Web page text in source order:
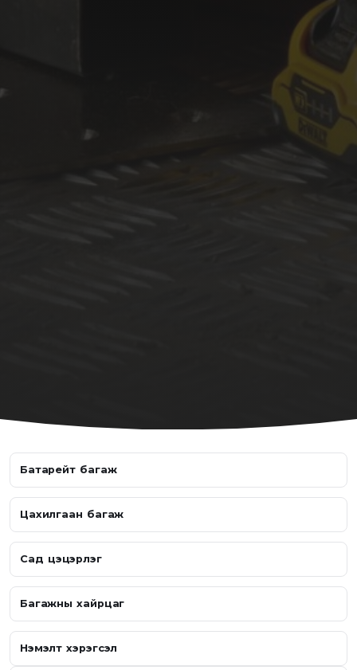
Батарейт багаж
Цахилгаан багаж
Сад цэцэрлэг
Багажны хайрцаг
Нэмэлт хэрэгсэл